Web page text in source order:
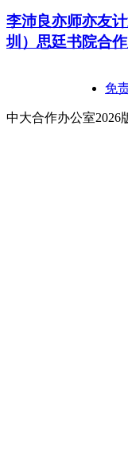
李沛良亦师亦友
圳）思廷书院合
免
中大合作办公室2026